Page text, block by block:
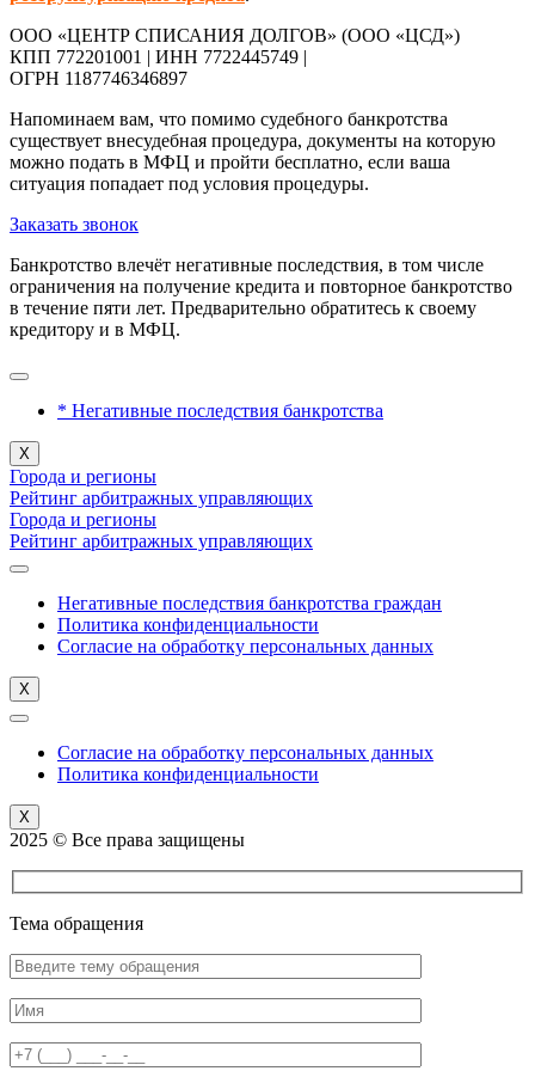
ООО «ЦЕНТР СПИСАНИЯ ДОЛГОВ» (ООО «ЦСД»)
КПП 772201001 | ИНН 7722445749 |
ОГРН 1187746346897
Напоминаем вам, что помимо судебного банкротства
существует внесудебная процедура, документы на которую
можно подать в МФЦ и пройти бесплатно, если ваша
ситуация попадает под условия процедуры.
Заказать звонок
Банкротство влечёт негативные последствия, в том числе
ограничения на получение кредита и повторное банкротство
в течение пяти лет. Предварительно обратитесь к своему
кредитору и в МФЦ.
* Негативные последствия банкротства
X
Города и регионы
Рейтинг арбитражных управляющих
Города и регионы
Рейтинг арбитражных управляющих
Негативные последствия банкротства граждан
Политика конфиденциальности
Согласие на обработку персональных данных
X
Согласие на обработку персональных данных
Политика конфиденциальности
X
2025 © Все права защищены
Тема обращения